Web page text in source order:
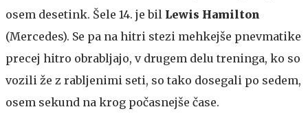
osem desetink. Šele 14. je bil Lewis Hamilton
(Mercedes). Se pa na hitri stezi mehkejše pnevmatike
precej hitro obrabljajo, v drugem delu treninga, ko so
vozili že z rabljenimi seti, so tako dosegali po sedem,
osem sekund na krog počasnejše čase.